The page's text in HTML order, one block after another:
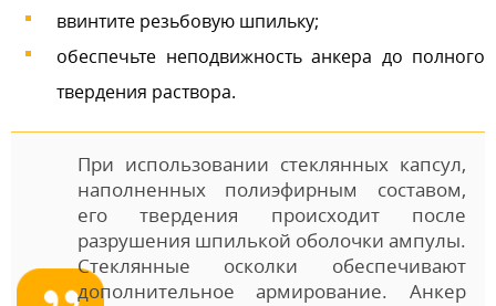
ввинтите резьбовую шпильку;
обеспечьте неподвижность анкера до полного
твердения раствора.
При использовании стеклянных капсул,
наполненных полиэфирным составом,
его твердения происходит после
разрушения шпилькой оболочки ампулы.
Стеклянные осколки обеспечивают
дополнительное армирование. Анкер